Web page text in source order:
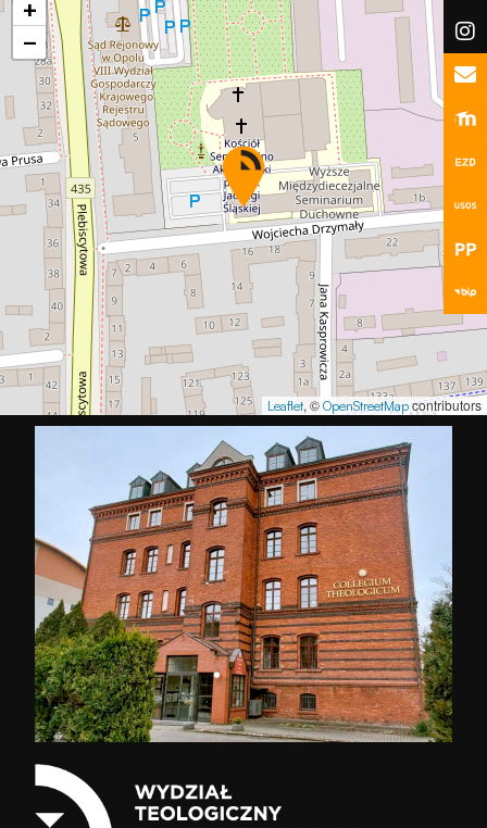
+
−
Leaflet, © OpenStreetMapcontributors